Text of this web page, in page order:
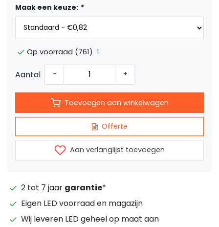
Maak een keuze: *
Op voorraad (761) 1
Aantal - +
Toevoegen aan winkelwagen
Offerte
Aan verlanglijst toevoegen
2 tot 7 jaar garantie*
Eigen LED voorraad en magazijn
Wij leveren LED geheel op maat aan